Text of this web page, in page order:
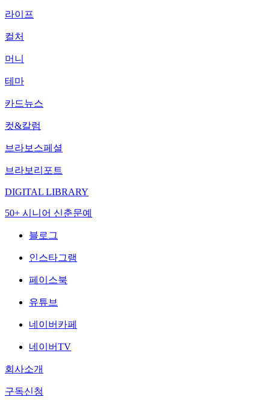
라이프
컬처
머니
테마
카드뉴스
컷&칼럼
브라보스페셜
브라보리포트
DIGITAL LIBRARY
50+ 시니어 신춘문예
블로그
인스타그램
페이스북
유튜브
네이버카페
네이버TV
회사소개
구독신청